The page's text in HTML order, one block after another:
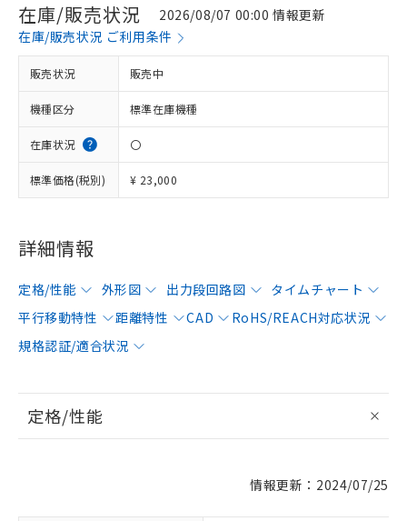
在庫/販売状況
2026/08/07 00:00 情報更新
在庫/販売状況 ご利用条件
販売状況 販売中
機種区分 標準在庫機種
在庫状況 〇
標準価格(税別) ¥ 23,000
詳細情報
定格/性能 外形図 出力段回路図
タイムチャート
平行移動特性
距離特性 CAD
RoHS/REACH対応状況
規格認証/適合状況
定格/性能
情報更新：2024/07/25